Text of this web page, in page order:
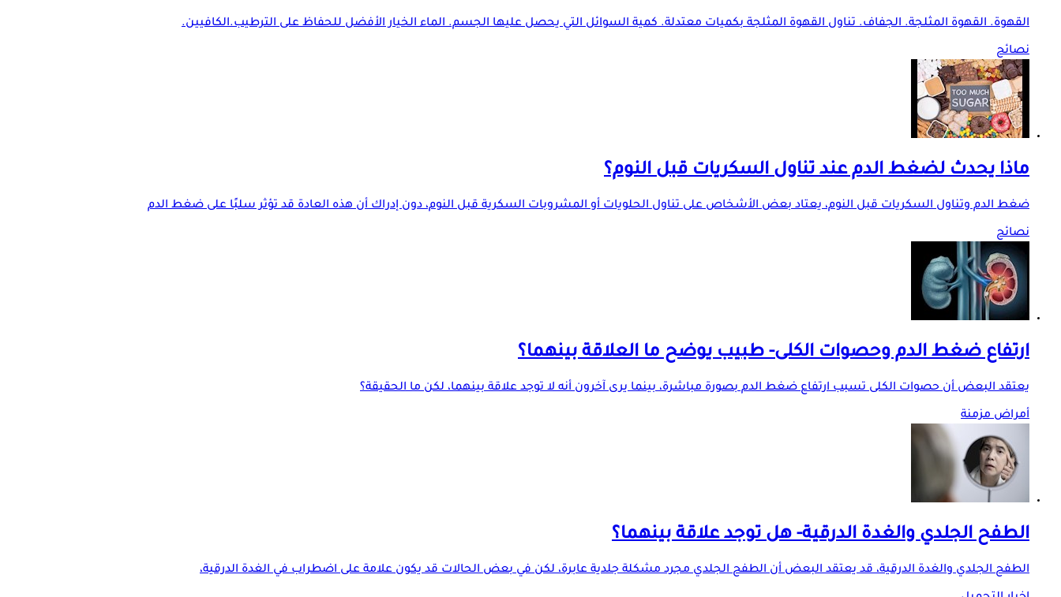
القهوة. القهوة المثلجة. الجفاف. تناول القهوة المثلجة بكميات معتدلة. كمية السوائل التي يحصل عليها الجسم. الماء الخيار الأفضل للحفاظ على الترطيب.الكافيين.
نصائح
ماذا يحدث لضغط الدم عند تناول السكريات قبل النوم؟
ضغط الدم وتناول السكريات قبل النوم، يعتاد بعض الأشخاص على تناول الحلويات أو المشروبات السكرية قبل النوم، دون إدراك أن هذه العادة قد تؤثر سلبًا على ضغط الدم
نصائح
ارتفاع ضغط الدم وحصوات الكلى- طبيب يوضح ما العلاقة بينهما؟
يعتقد البعض أن حصوات الكلى تسبب ارتفاع ضغط الدم بصورة مباشرة، بينما يرى آخرون أنه لا توجد علاقة بينهما، لكن ما الحقيقة؟
أمراض مزمنة
الطفح الجلدي والغدة الدرقية- هل توجد علاقة بينهما؟
الطفح الجلدي والغدة الدرقية، قد يعتقد البعض أن الطفح الجلدي مجرد مشكلة جلدية عابرة، لكن في بعض الحالات قد يكون علامة على اضطراب في الغدة الدرقية،